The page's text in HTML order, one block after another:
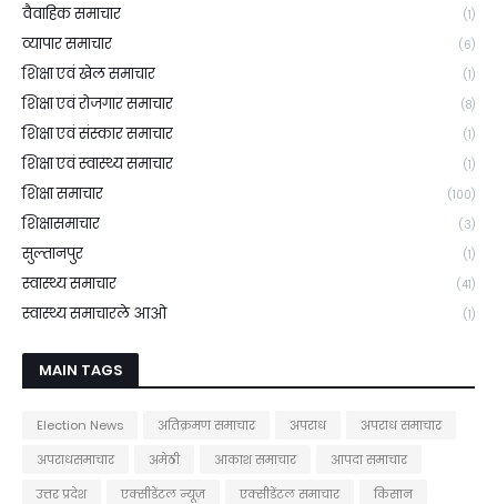
वैवाहिक समाचार (1)
व्यापार समाचार (6)
शिक्षा एवं खेल समाचार (1)
शिक्षा एवं रोजगार समाचार (8)
शिक्षा एवं संस्कार समाचार (1)
शिक्षा एवं स्वास्थ्य समाचार (1)
शिक्षा समाचार (100)
शिक्षासमाचार (3)
सुल्तानपुर (1)
स्वास्थ्य समाचार (41)
स्वास्थ्य समाचारले आओ (1)
MAIN TAGS
Election News अतिक्रमण समाचार अपराध
अपराध समाचार
अपराधसमाचार
अमेठी आकाश समाचार
आपदा समाचार
उत्तर प्रदेश
एक्सीडेंटल न्यूज़ एक्सीडेंटल समाचार
किसान